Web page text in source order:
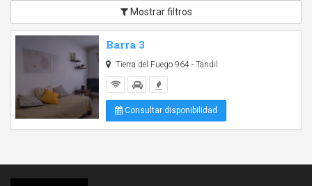
Mostrar filtros
Barra 3
Tierra del Fuego 964 - Tandil
Consultar disponibilidad